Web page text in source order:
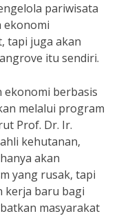
pariwisata
ekonomi
tapi juga akan
itu sendiri.
ekonomi berbasis
melalui program
Prof. Dr. Ir.
kehutanan,
akan
yang rusak, tapi
kerja baru bagi
masyarakat